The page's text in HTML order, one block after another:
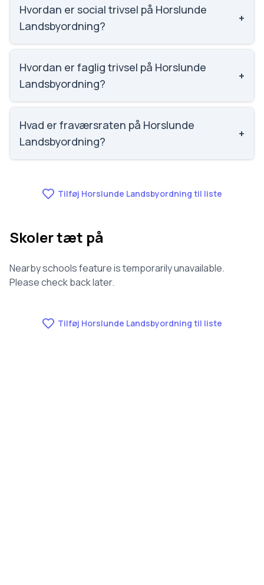
Telefon: 5467 7090. Adresse: Horslunde
Landsbyordning Pederstrupvej 22, 4913 Horslunde.
Skoleleder: Vikki Jensen.
Hvordan er social trivsel på Horslunde
Landsbyordning?
+
Social trivsel på Horslunde Landsbyordning er 3.8 ud
af 5, nummer 1112 ud af 3143 skoler. Scoren er
baseret på elevernes egne besvarelser.
Hvordan er faglig trivsel på Horslunde
Landsbyordning?
+
Faglig trivsel på Horslunde Landsbyordning er 3.2 ud
af 5, nummer 1471 ud af 3143 skoler. Scoren er
baseret på elevernes egne besvarelser.
Hvad er fraværsraten på Horslunde
Landsbyordning?
+
Tilføj Horslunde Landsbyordning til liste
Skoler tæt på
Nearby schools feature is temporarily unavailable.
Please check back later.
Tilføj Horslunde Landsbyordning til liste